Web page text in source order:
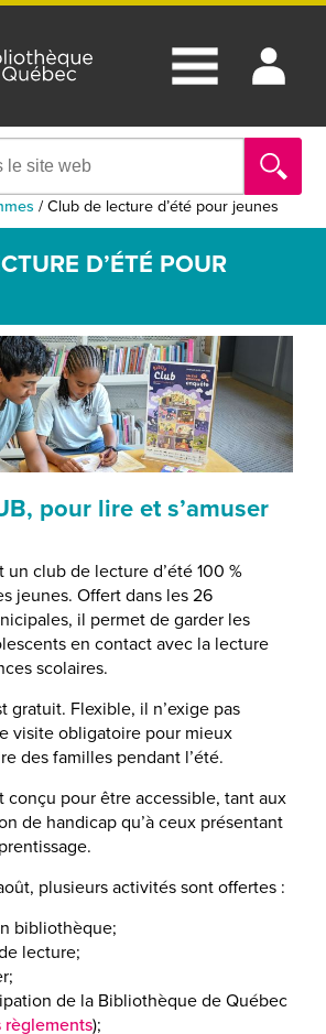
/Club de lecture d’été pour jeunes
D’ÉTÉ POUR
pour lire et s’amuser
un club de lecture d’été 100 %
jeunes. Offert dans les 26
il permet de garder les
en contact avec la lecture
scolaires.
gratuit. Flexible, il n’exige pas
visite obligatoire pour mieux
des familles pendant l’été.
conçu pour être accessible, tant aux
de handicap qu’à ceux présentant
plusieurs activités sont offertes :
bibliothèque;
lecture;
de la Bibliothèque de Québec
règlements);